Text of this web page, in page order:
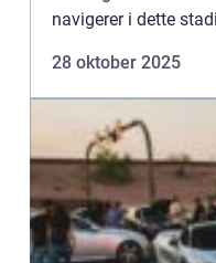
navigerer i dette
28 oktober 2025